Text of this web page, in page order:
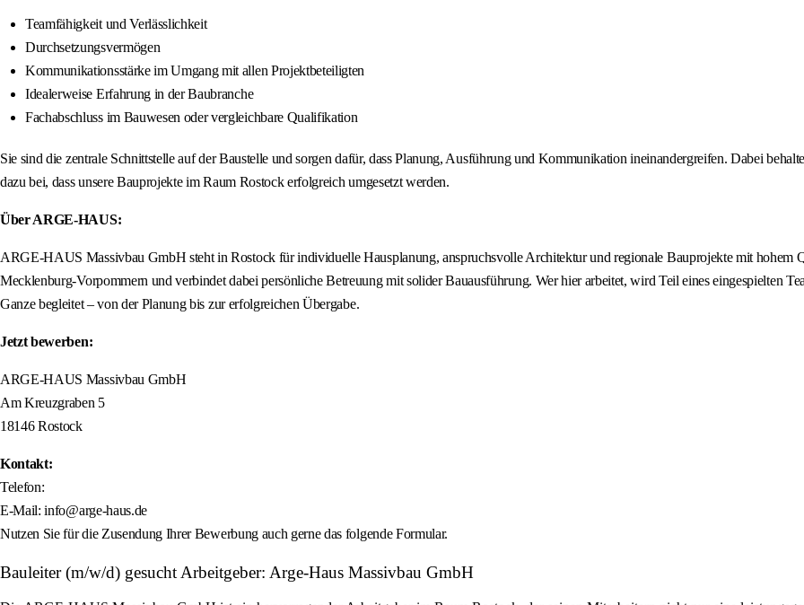
Teamfähigkeit und Verlässlichkeit
Durchsetzungsvermögen
Kommunikationsstärke im Umgang mit allen Projektbeteiligten
Idealerweise Erfahrung in der Baubranche
Fachabschluss im Bauwesen oder vergleichbare Qualifikation
Sie sind die zentrale Schnittstelle auf der Baustelle und sorgen dafür, dass Planung, Ausführung und Kommunikation ineinandergreifen. Dabei
dazu bei, dass unsere Bauprojekte im Raum Rostock erfolgreich umgesetzt werden.
Über ARGE-HAUS:
ARGE-HAUS Massivbau GmbH steht in Rostock für individuelle Hausplanung, anspruchsvolle Architektur und regionale Bauprojekte mit hohem
Mecklenburg-Vorpommern und verbindet dabei persönliche Betreuung mit solider Bauausführung. Wer hier arbeitet, wird Teil eines eingespielten
Ganze begleitet – von der Planung bis zur erfolgreichen Übergabe.
Jetzt bewerben:
ARGE-HAUS Massivbau GmbH
Am Kreuzgraben 5
18146 Rostock
Kontakt:
Telefon:
E-Mail: info@arge-haus.de
Nutzen Sie für die Zusendung Ihrer Bewerbung auch gerne das folgende Formular.
Bauleiter (m/w/d) gesucht Arbeitgeber: Arge-Haus Massivbau GmbH